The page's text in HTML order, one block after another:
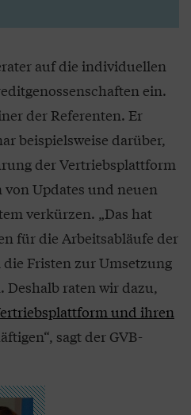
auf die individuellen
ein.
der Referenten. Er
beispielsweise darüber,
der Vertriebsplattform
Updates und neuen
verkürzen. „Das hat
für die Arbeitsabläufe der
Fristen zur Umsetzung
Deshalb raten wir dazu,
und ihren
sagt der GVB-